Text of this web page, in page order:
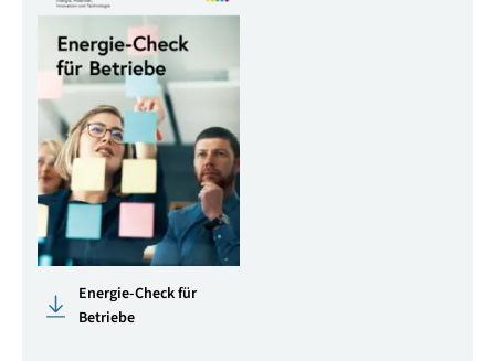
Energie-Check für
Betriebe